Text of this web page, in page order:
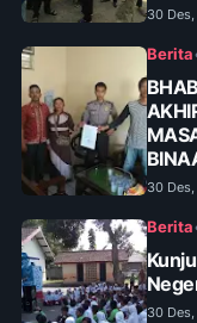
30
Berita
30
Berita
30